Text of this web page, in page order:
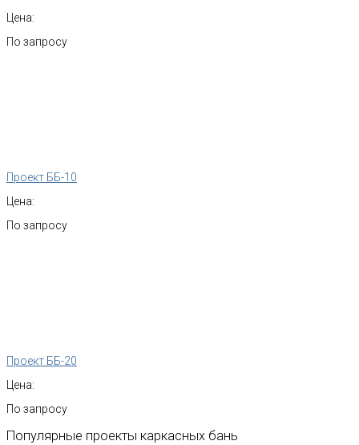
Цена:
По запросу
Проект ББ-10
Цена:
По запросу
Проект ББ-20
Цена:
По запросу
Популярные проекты каркасных бань